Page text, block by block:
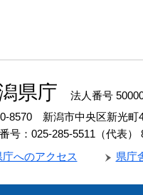
県庁
法人番号
8570 新潟市中央区新光町
号：025-285-5511（代表）
庁へのアクセス 県庁